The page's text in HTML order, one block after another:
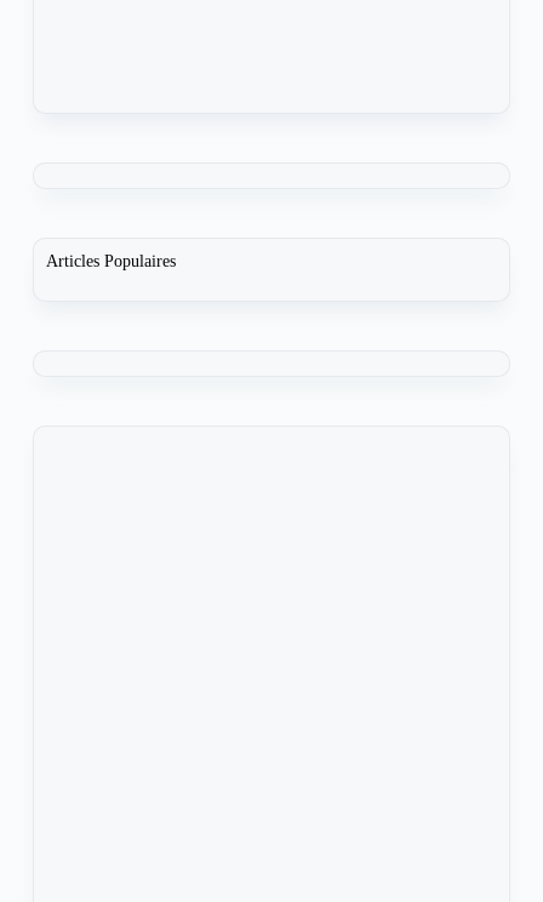
Articles Populaires